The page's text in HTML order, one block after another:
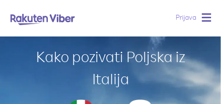
Prijava
Kako pozivati Poljska iz
Italija